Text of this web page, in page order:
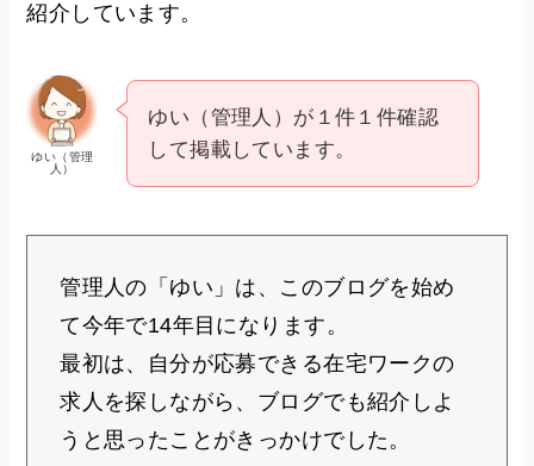
紹介しています。
ゆい（管理
人）
ゆい（管理人）が１件１件確認
して掲載しています。
管理人の「ゆい」は、このブログを始め
て今年で14年目になります。
最初は、自分が応募できる在宅ワークの
求人を探しながら、ブログでも紹介しよ
うと思ったことがきっかけでした。